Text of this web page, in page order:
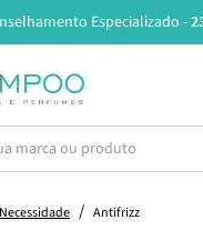
Especializado -
Necessidade Antifrizz